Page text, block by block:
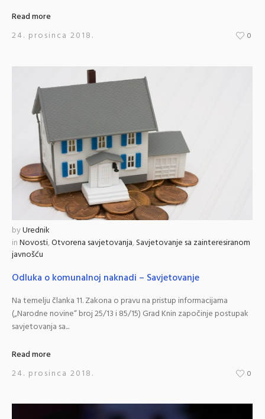
Read more
24. prosinca 2018.
0
byUrednik
inNovosti,Otvorena savjetovanja,Savjetovanje sa zainteresiranom
javnošću
Odluka o komunalnoj naknadi – Savjetovanje
Na temelju članka 11. Zakona o pravu na pristup informacijama
(„Narodne novine“ broj 25/13 i 85/15) Grad Knin započinje postupak
savjetovanja sa...
Read more
24. prosinca 2018.
0